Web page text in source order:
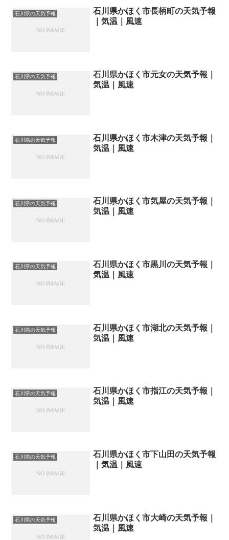
石川県の天気予報
石川県かほく市長柄町の天気予報
｜気温｜風速
石川県の天気予報
石川県かほく市元女の天気予報｜
気温｜風速
石川県の天気予報
石川県かほく市木津の天気予報｜
気温｜風速
石川県の天気予報
石川県かほく市気屋の天気予報｜
気温｜風速
石川県の天気予報
石川県かほく市黒川の天気予報｜
気温｜風速
石川県の天気予報
石川県かほく市湖北の天気予報｜
気温｜風速
石川県の天気予報
石川県かほく市指江の天気予報｜
気温｜風速
石川県の天気予報
石川県かほく市下山田の天気予報
｜気温｜風速
石川県の天気予報
石川県かほく市大崎の天気予報｜
気温｜風速